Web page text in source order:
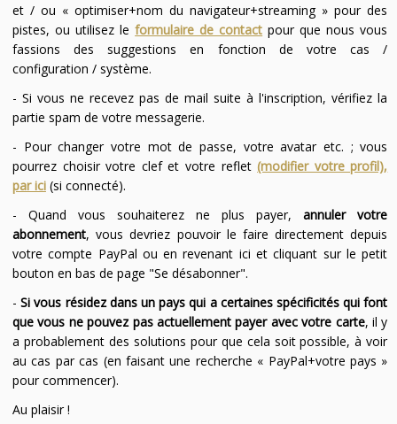
et / ou « optimiser+nom du navigateur+streaming » pour des
pistes, ou utilisez leformulaire de contact pour que nous vous
fassions des suggestions en fonction de votre cas /
configuration / système.
- Si vous ne recevez pas de mail suite à l'inscription, vérifiez la
partie spam de votre messagerie.
- Pour changer votre mot de passe, votre avatar etc. ; vous
pourrez choisir votre clef et votre reflet(modifier votre profil),
par ici(si connecté).
- Quand vous souhaiterez ne plus payer,annuler votre
abonnement, vous devriez pouvoir le faire directement depuis
votre compte PayPal ou en revenant ici et cliquant sur le petit
bouton en bas de page "Se désabonner".
-Si vous résidez dans un pays qui a certaines spécificités qui font
que vous ne pouvez pas actuellement payer avec votre carte, il y
a probablement des solutions pour que cela soit possible, à voir
au cas par cas (en faisant une recherche « PayPal+votre pays »
pour commencer).
Au plaisir !